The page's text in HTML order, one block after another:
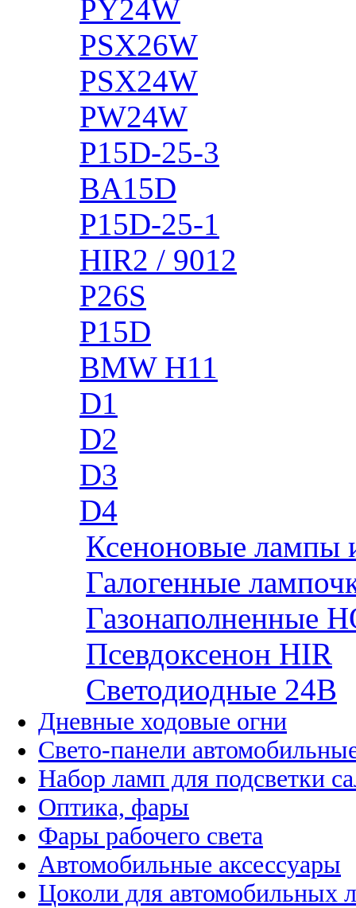
PY24W
PSX26W
PSX24W
PW24W
P15D-25-3
BA15D
P15D-25-1
HIR2 / 9012
P26S
P15D
BMW H11
D1
D2
D3
D4
Ксеноновые лампы
Галогенные
Газонаполненные
Псевдоксенон HIR
Cветодиодные 24B
Дневные ходовые огни
Свето-панели
Набор ламп для подсветки
Оптика, фары
Фары рабочего света
Автомобильные аксессуары
Цоколи для автомобильных